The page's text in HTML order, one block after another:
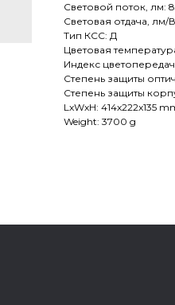
Световой поток, лм:
Световая отдача, лм/
Тип КСС: Д
Цветовая
Индекс
Степень защиты
Степень защиты
LxWxH: 414x222x135
Weight: 3700 g